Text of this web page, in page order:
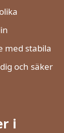
med stabila
och säker
i